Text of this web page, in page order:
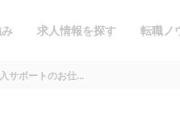
求人情報を探す 転職ノ
サポートのお仕...